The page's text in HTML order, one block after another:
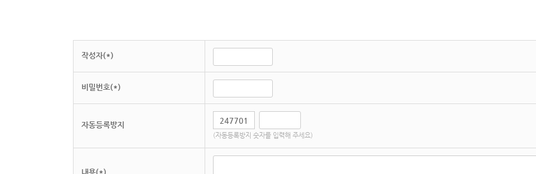
작성자(*)
비밀번호(*)
자동등록방지
(자동등록방지 숫자를 입력해 주세요)
내용(*)